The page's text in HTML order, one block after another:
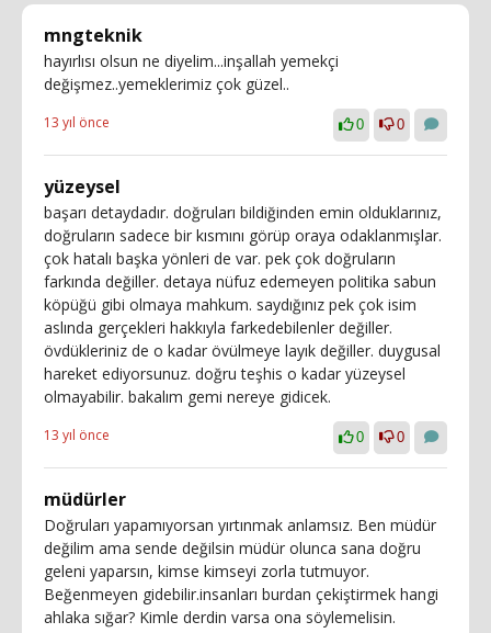
mngteknik
hayırlısı olsun ne diyelim...inşallah yemekçi
değişmez..yemeklerimiz çok güzel..
13 yıl önce 0 0
yüzeysel
başarı detaydadır. doğruları bildiğinden emin olduklarınız,
doğruların sadece bir kısmını görüp oraya odaklanmışlar.
çok hatalı başka yönleri de var. pek çok doğruların
farkında değiller. detaya nüfuz edemeyen politika sabun
köpüğü gibi olmaya mahkum. saydığınız pek çok isim
aslında gerçekleri hakkıyla farkedebilenler değiller.
övdükleriniz de o kadar övülmeye layık değiller. duygusal
hareket ediyorsunuz. doğru teşhis o kadar yüzeysel
olmayabilir. bakalım gemi nereye gidicek.
13 yıl önce 0 0
müdürler
Doğruları yapamıyorsan yırtınmak anlamsız. Ben müdür
değilim ama sende değilsin müdür olunca sana doğru
geleni yaparsın, kimse kimseyi zorla tutmuyor.
Beğenmeyen gidebilir.insanları burdan çekiştirmek hangi
ahlaka sığar? Kimle derdin varsa ona söylemelisin.